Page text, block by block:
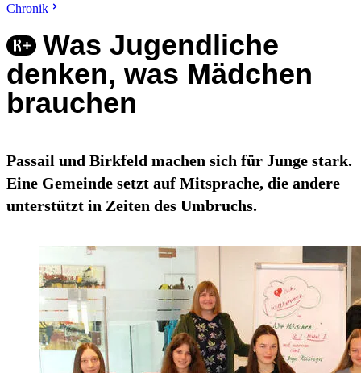
Chronik
Was Jugendliche
denken, was Mädchen
brauchen
Passail und Birkfeld machen sich für Junge stark.
Eine Gemeinde setzt auf Mitsprache, die andere
unterstützt in Zeiten des Umbruchs.